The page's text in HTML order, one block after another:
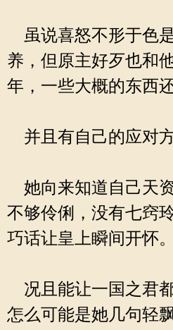
虽说喜怒不形于色
养，但原主好歹也和
年，一些大概的东西
并且有自己的应对
她向来知道自己天
不够伶俐，没有七窍
巧话让皇上瞬间开怀。
况且能让一国之君
怎么可能是她几句轻